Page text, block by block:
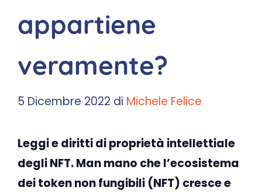
appartiene
veramente?
5 Dicembre 2022 di Michele Felice
Leggi e diritti di proprietà intellettiale
degli NFT. Man mano che l’ecosistema
dei token non fungibili (NFT) cresce e